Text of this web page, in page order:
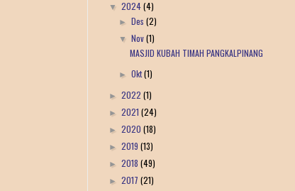
▼ 2024(4)
► Des(2)
▼ Nov(1)
MASJID KUBAH TIMAH PANGKALPINANG
►Okt(1)
► 2022 (1)
► 2021 (24)
► 2020 (18)
► 2019 (13)
► 2018 (49)
► 2017 (21)